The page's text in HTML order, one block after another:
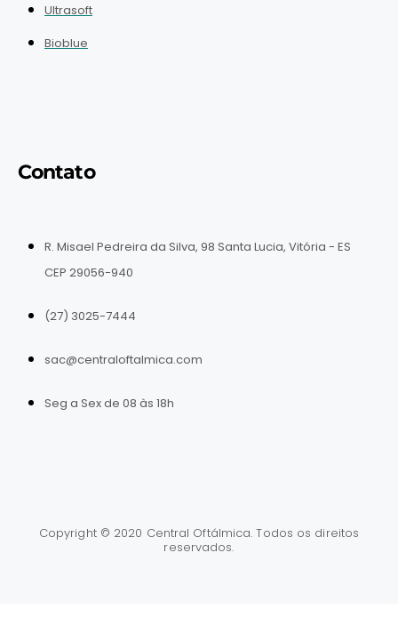
Ultrasoft
Bioblue
Contato
R. Misael Pedreira da Silva, 98 Santa Lucia, Vitória - ES
CEP 29056-940
(27) 3025-7444
sac@centraloftalmica.com
Seg a Sex de 08 às 18h
Copyright © 2020 Central Oftálmica. Todos os direitos
reservados.